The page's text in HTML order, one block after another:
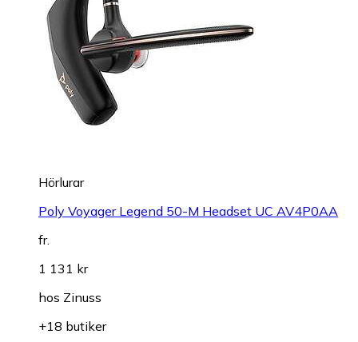
Hörlurar
Poly Voyager Legend 50-M Headset UC AV4P0AA
fr.
1 131 kr
hos Zinuss
+18 butiker